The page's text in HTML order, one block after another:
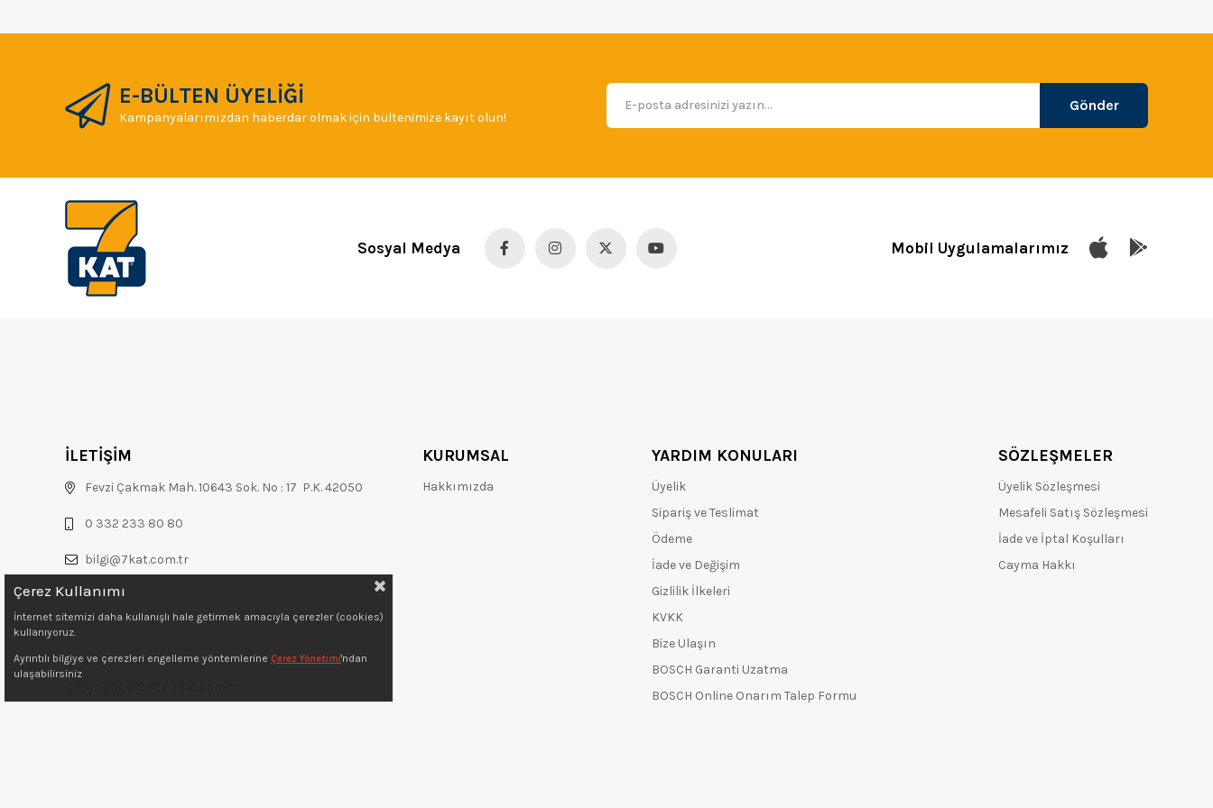
E-BÜLTEN ÜYELİĞİ
Kampanyalarımızdan haberdar olmak için bültenimize kayıt olun!
Gönder
Sosyal Medya Mobil Uygulamalarımız
İLETİŞİM
Fevzi Çakmak Mah. 10643 Sok. No : 17 P.K. 42050
0 332 233 80 80
bilgi@7kat.com.tr
KURUMSAL
Hakkımızda
YARDIM KONULARI
Üyelik
Sipariş ve Teslimat
Ödeme
İade ve Değişim
Gizlilik İlkeleri
KVKK
Bize Ulaşın
BOSCH Garanti Uzatma
BOSCH Online Onarım Talep Formu
SÖZLEŞMELER
Üyelik Sözleşmesi
Mesafeli Satış Sözleşmesi
İade ve İptal Koşulları
Cayma Hakkı
Çerez Kullanımı
İnternet sitemizi daha kullanışlı hale getirmek amacıyla çerezler (cookies)
kullanıyoruz.
Ayrıntılı bilgiye ve çerezleri engelleme yöntemlerine Çerez Yönetimi'ndan
ulaşabilirsiniz